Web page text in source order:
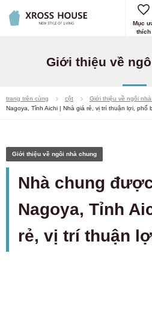
Mục
thích
Giới thiệu về
trang trên cùng cột Giới thiệu về ngôi
Nagoya, Tỉnh Aichi | Nhà giá rẻ, vị trí thuận lợi, phổ
Giới thiệu về ngôi nhà chung
Nhà chung
Nagoya, Tỉnh
rẻ, vị trí thuận